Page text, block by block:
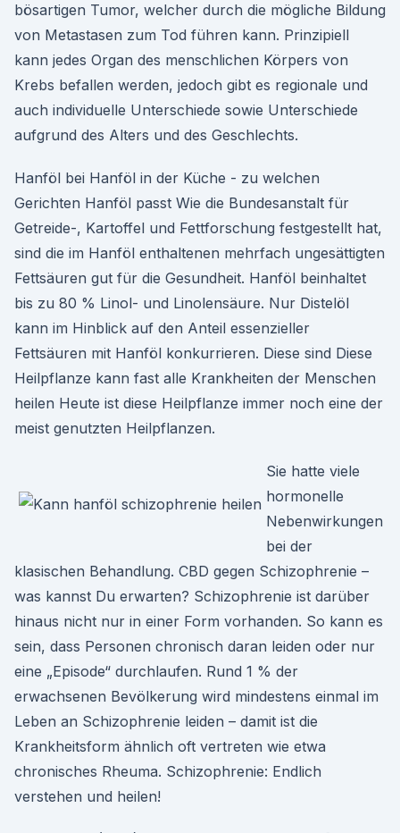
bösartigen Tumor, welcher durch die mögliche Bildung
von Metastasen zum Tod führen kann. Prinzipiell
kann jedes Organ des menschlichen Körpers von
Krebs befallen werden, jedoch gibt es regionale und
auch individuelle Unterschiede sowie Unterschiede
aufgrund des Alters und des Geschlechts.
Hanföl bei Hanföl in der Küche - zu welchen
Gerichten Hanföl passt Wie die Bundesanstalt für
Getreide-, Kartoffel und Fettforschung festgestellt hat,
sind die im Hanföl enthaltenen mehrfach ungesättigten
Fettsäuren gut für die Gesundheit. Hanföl beinhaltet
bis zu 80 % Linol- und Linolensäure. Nur Distelöl
kann im Hinblick auf den Anteil essenzieller
Fettsäuren mit Hanföl konkurrieren. Diese sind Diese
Heilpflanze kann fast alle Krankheiten der Menschen
heilen Heute ist diese Heilpflanze immer noch eine der
meist genutzten Heilpflanzen.
Sie hatte viele
hormonelle
Nebenwirkungen
bei der
klasischen Behandlung. CBD gegen Schizophrenie –
was kannst Du erwarten? Schizophrenie ist darüber
hinaus nicht nur in einer Form vorhanden. So kann es
sein, dass Personen chronisch daran leiden oder nur
eine „Episode“ durchlaufen. Rund 1 % der
erwachsenen Bevölkerung wird mindestens einmal im
Leben an Schizophrenie leiden – damit ist die
Krankheitsform ähnlich oft vertreten wie etwa
chronisches Rheuma. Schizophrenie: Endlich
verstehen und heilen!